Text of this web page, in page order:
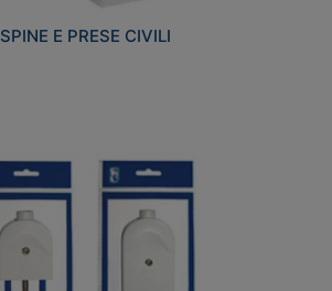
SPINE E PRESE CIVILI